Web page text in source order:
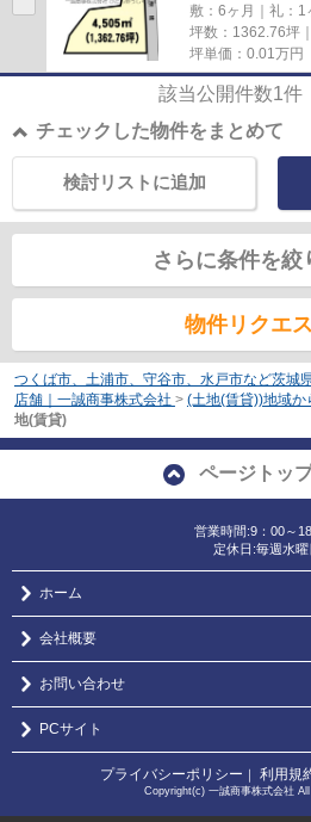
敷：6ヶ月｜礼：1
坪数：1362.76坪
坪単価： 0.01万円
該当公開件数1件
チェックした物件をまとめて
検討リストに追加
さらに条件を絞
物件リクエ
つくば市、土浦市、守谷市、水戸市など茨城
店舗｜一誠商事株式会社 > (土地(賃貸))地域か
地(賃貸)
ページトッ
営業時間:9：00～
定休日:毎週水曜
ホーム
会社概要
お問い合わせ
PCサイト
プライバシーポリシー ｜ 利用規
Copyright(c) 一誠商事株式会社